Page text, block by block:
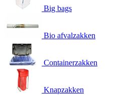
Big bags
Bio afvalzakken
Containerzakken
Knapzakken